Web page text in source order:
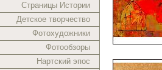
Страницы Истории
Детское творчество
Фотохудожники
Фотообзоры
Нартский эпос